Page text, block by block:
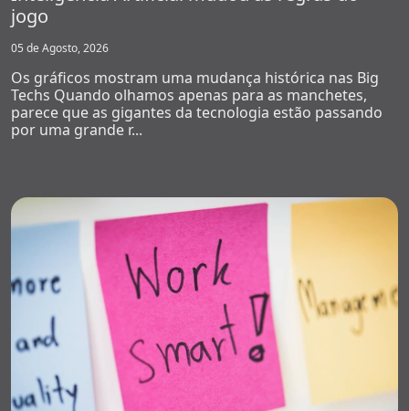
jogo
05 de Agosto, 2026
Os gráficos mostram uma mudança histórica nas Big
Techs Quando olhamos apenas para as manchetes,
parece que as gigantes da tecnologia estão passando
por uma grande r...